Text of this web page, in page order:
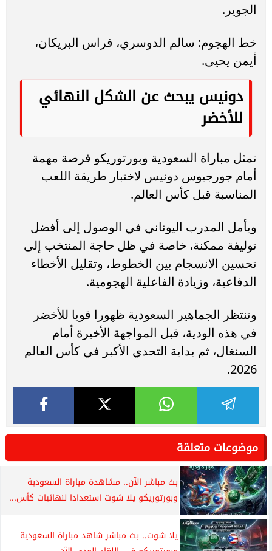
الجوير.
خط الهجوم: سالم الدوسري، فراس البريكان،
أيمن يحيى.
دونيس يبحث عن الشكل النهائي
للأخضر
تمثل مباراة السعودية وبورتوريكو فرصة مهمة
أمام جورجيوس دونيس لاختبار طريقة اللعب
المناسبة قبل كأس العالم.
ويأمل المدرب اليوناني في الوصول إلى أفضل
توليفة ممكنة، خاصة في ظل حاجة المنتخب إلى
تحسين الانسجام بين الخطوط، وتقليل الأخطاء
الدفاعية، وزيادة الفاعلية الهجومية.
وتنتظر الجماهير السعودية ظهورا قويا للأخضر
في هذه الودية، قبل المواجهة الأخيرة أمام
السنغال، ثم بداية التحدي الأكبر في كأس العالم
2026.
موضوعات متعلقة
بث مباشر الآن.. مشاهدة مباراة السعودية
وبورتوريكو يلا شوت استعدادا لنهائيات كأس...
يلا شوت.. بث مباشر شاهد مباراة السعودية